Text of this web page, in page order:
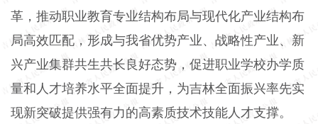
革，推动职业教育专业结构布局与现代化产业结构布
局高效匹配，形成与我省优势产业、战略性产业、新
兴产业集群共生共长良好态势，促进职业学校办学质
量和人才培养水平全面提升，为吉林全面振兴率先实
现新突破提供强有力的高素质技术技能人才支撑。